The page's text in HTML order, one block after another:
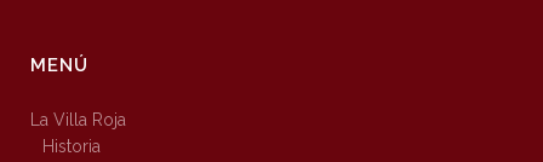
MENÚ
La Villa Roja
Historia